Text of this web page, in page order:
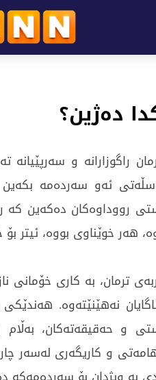
دەژین؟
راگوزارانە و
ئەو سەردەمە بکەین
رووداوەکان دەکەین کە
هەر خوێناوی بووە، ئیتر
ترمان، بە کاری خۆمانی
نەهێنێتەوە.
و حەقیقەتەکان،
و کاریگەری لەسەر